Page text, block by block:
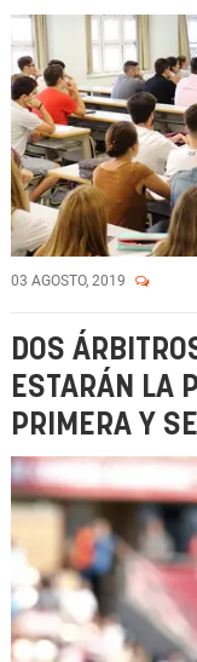
03 AGOSTO, 2019
DOS
ESTARÁN LA
PRIMERA Y